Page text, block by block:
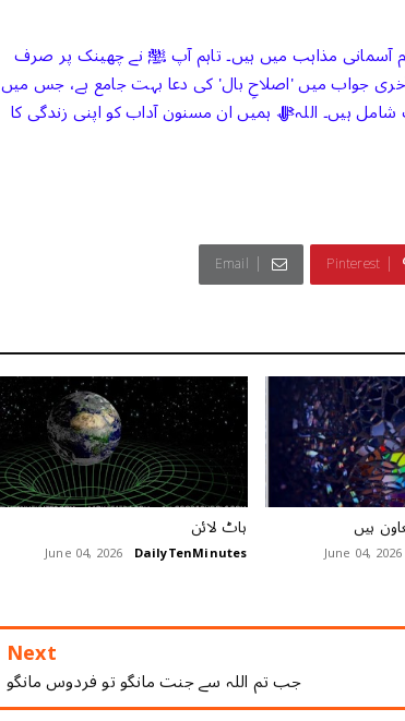
آسمانی مذاہب میں ہیں۔ تاہم آپ ﷺ نے چھینک پر صرف
آخری جواب میں 'اصلاحِ بال' کی دعا بہت جامع ہے، جس میں
ہیں۔ اللہﷻ ہمیں ان مسنون آداب کو اپنی زندگی کا
Pinterest
Email
ہیں
June 04, 2026
ہاٹ لائن
DailyTenMinutes
June 04, 2026
Next
جب تم اللہ سے جنت مانگو تو فردوس مانگو